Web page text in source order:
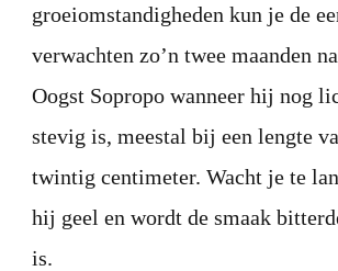
groeiomstandigheden kun je de
verwachten zo’n twee maanden
Oogst Sopropo wanneer hij nog
stevig is, meestal bij een lengte
twintig centimeter. Wacht je te
hij geel en wordt de smaak
is.